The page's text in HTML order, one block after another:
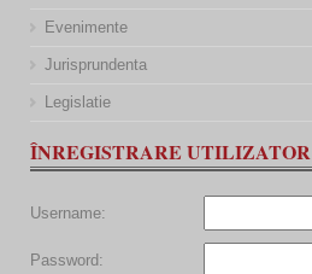
Evenimente
Jurisprundenta
Legislatie
ÎNREGISTRARE UTILIZATOR
Username:
Password: